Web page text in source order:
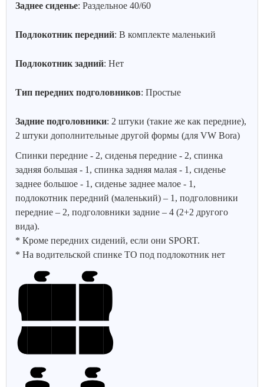
Заднее сиденье: Раздельное 40/60
Подлокотник передний: В комплекте маленький
Подлокотник задний: Нет
Тип передних подголовников: Простые
Задние подголовники: 2 штуки (такие же как передние),
2 штуки дополнительные другой формы (для VW Bora)
Спинки передние - 2, сиденья передние - 2, спинка
задняя большая - 1, спинка задняя малая - 1, сиденье
заднее большое - 1, сиденье заднее малое - 1,
подлокотник передний (маленький) – 1, подголовники
передние – 2, подголовники задние – 4 (2+2 другого
вида).
* Кроме передних сидений, если они SPORT.
* На водительской спинке ТО под подлокотник нет